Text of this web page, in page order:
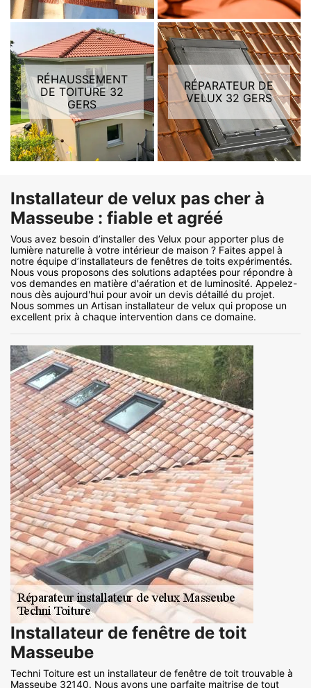
RÉHAUSSEMENT
DE TOITURE 32
GERS
RÉPARATEUR DE
VELUX 32 GERS
Installateur de velux pas cher à
Masseube : fiable et agréé
Vous avez besoin d’installer des Velux pour apporter plus de
lumière naturelle à votre intérieur de maison ? Faites appel à
notre équipe d’installateurs de fenêtres de toits expérimentés.
Nous vous proposons des solutions adaptées pour répondre à
vos demandes en matière d'aération et de luminosité. Appelez-
nous dès aujourd'hui pour avoir un devis détaillé du projet.
Nous sommes un Artisan installateur de velux qui propose un
excellent prix à chaque intervention dans ce domaine.
Installateur de fenêtre de toit
Masseube
Techni Toiture est un installateur de fenêtre de toit trouvable à
Masseube 32140. Nous avons une parfaite maitrise de tout